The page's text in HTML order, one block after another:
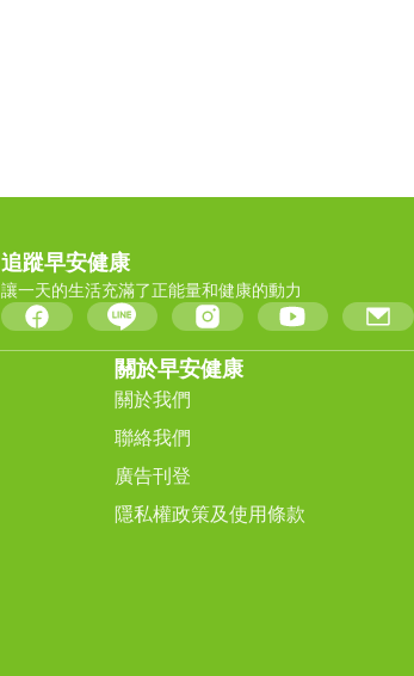
追蹤早安健康
讓一天的生活充滿了正能量和健康的動力
關於早安健康
關於我們
聯絡我們
廣告刊登
隱私權政策及使用條款